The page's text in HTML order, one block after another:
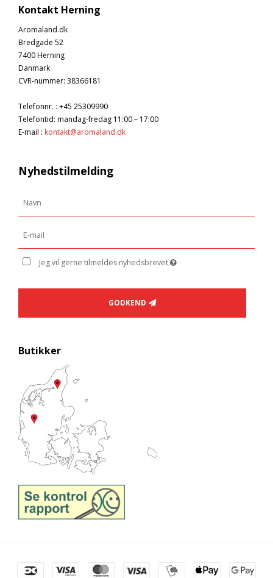
Kontakt Herning
Aromaland.dk
Bredgade 52
7400 Herning
Danmark
CVR-nummer: 38366181
Telefonnr. : +45 25309990
Telefontid: mandag-fredag 11:00 – 17:00
E-mail : kontakt@aromaland.dk
Nyhedstilmelding
Jeg vil gerne tilmeldes nyhedsbrevet
GODKEND
Butikker